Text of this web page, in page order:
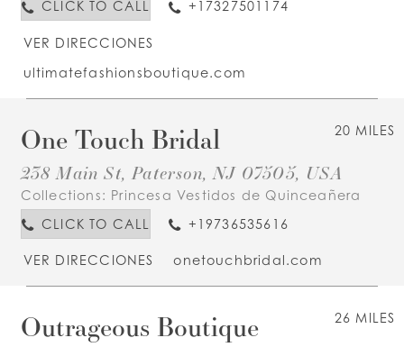
CLICK TO CALL +17327501174
VER DIRECCIONES
ultimatefashionsboutique.com
20 MILES
One Touch Bridal
238 Main St, Paterson, NJ 07505, USA
Collections: Princesa Vestidos de Quinceañera
CLICK TO CALL
+19736535616
VER DIRECCIONES onetouchbridal.com
26 MILES
Outrageous Boutique